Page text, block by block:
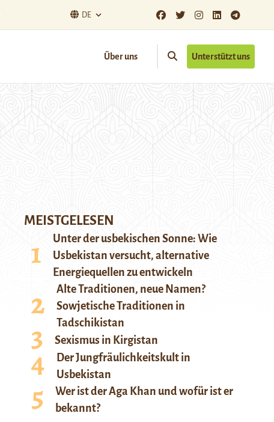
DE
Über uns Unterstützt uns
MEISTGELESEN
Unter der usbekischen Sonne: Wie
Usbekistan versucht, alternative
Energiequellen zu entwickeln
Alte Traditionen, neue Namen?
Sowjetische Traditionen in
Tadschikistan
Sexismus in Kirgistan
Der Jungfräulichkeitskult in
Usbekistan
Wer ist der Aga Khan und wofür ist er
bekannt?